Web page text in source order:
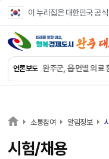
이 누리집은 대한민국 공
언론보도
완주군, ‘수의계약 총
소통참여 알림정보
시험/채용